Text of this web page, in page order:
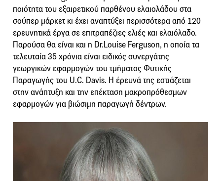
ποιότητα του εξαιρετικού παρθένου ελαιολάδου στα
σούπερ μάρκετ κι έχει αναπτύξει περισσότερα από 120
ερευνητικά έργα σε επιτραπέζιες ελιές και ελαιόλαδο.
Παρούσα θα είναι και η Dr.Louise Ferguson, η οποία τα
τελευταία 35 χρόνια είναι ειδικός συνεργάτης
γεωργικών εφαρμογών του τμήματος Φυτικής
Παραγωγής του U.C. Davis. Η έρευνά της εστιάζεται
στην ανάπτυξη και την επέκταση μακροπρόθεσμων
εφαρμογών για βιώσιμη παραγωγή δέντρων.